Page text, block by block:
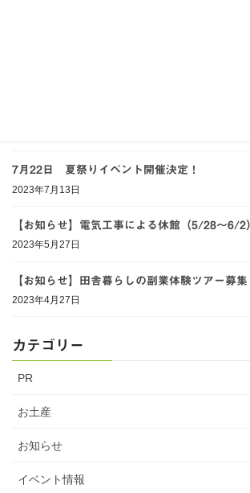
7月22日 夏祭りイベント開催決定！
2023年7月13日
【お知らせ】電気工事による休館（5/28～6/2
2023年5月27日
【お知らせ】田舎暮らしの副業体験ツアー募集
2023年4月27日
カテゴリー
PR
お土産
お知らせ
イベント情報